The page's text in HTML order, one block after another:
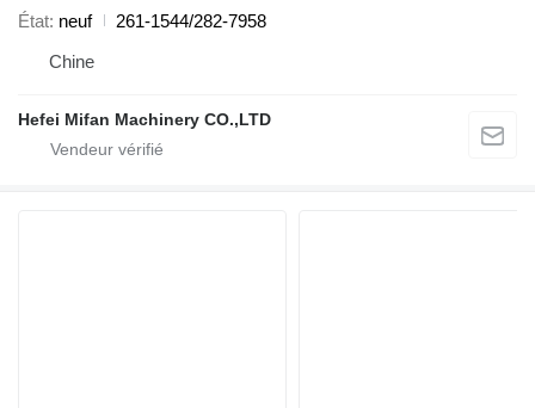
État neuf
261-1544/282-7958
Chine
Hefei Mifan Machinery CO.,LTD